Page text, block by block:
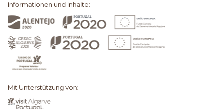
Informationen und Inhalte:
Mit Unterstützung von: